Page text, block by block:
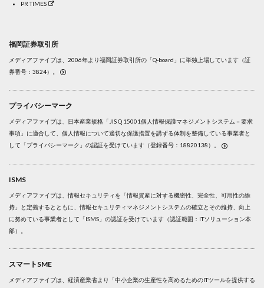
PR TIMES
福岡証券取引所
メディアファイブは、2006年より福岡証券取引所の「Q-board」に単独上場しています（証
券番号：3824）。
プライバシーマーク
メディアファイブは、日本産業規格「JIS Q 15001個人情報保護マネジメントシステム－要求
事項」に適合して、個人情報について適切な保護措置を講ずる体制を整備している事業者と
して「プライバシーマーク」の認証を受けています（登録番号：18820138）。
ISMS
メディアファイブは、情報セキュリティを「情報資産に対する機密性、完全性、可用性の維
持」と定義するとともに、情報セキュリティマネジメントシステムの確立とその維持、向上
に努めている事業者として「ISMS」の認証を受けています（認証範囲：ITソリューション本
部）。
スマートSME
メディアファイブは、経済産業省より「中小企業の生産性を高めるためのITツールを提供する